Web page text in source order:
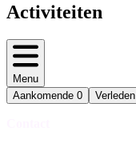
Activiteiten
Menu
Aankomende 0 Verleden